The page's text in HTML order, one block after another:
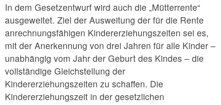
In dem Gesetzentwurf wird auch die „Mütterrente“
ausgeweitet. Ziel der Ausweitung der für die Rente
anrechnungsfähigen Kindererziehungszeiten sei es,
mit der Anerkennung von drei Jahren für alle Kinder –
unabhängig vom Jahr der Geburt des Kindes – die
vollständige Gleichstellung der
Kindererziehungszeiten zu schaffen. Die
Kindererziehungszeit in der gesetzlichen